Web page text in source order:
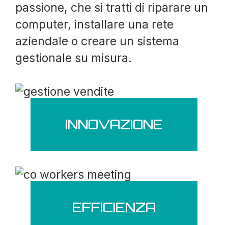
passione, che si tratti di riparare un
computer, installare una rete
aziendale o creare un sistema
gestionale su misura.
INNOVAZIONE
EFFICIENZA